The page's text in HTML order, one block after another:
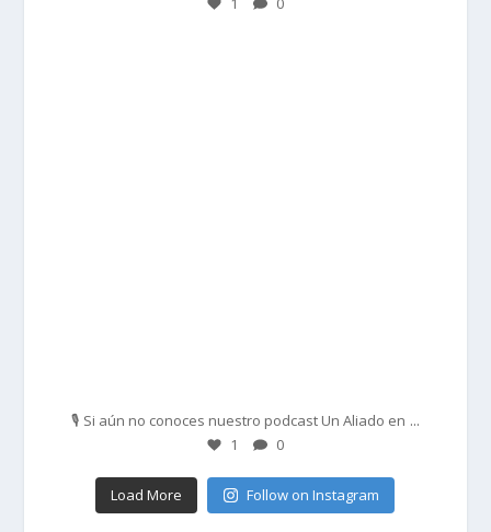
🎙️ Si aún no conoces nuestro podcast Un Aliado en ...
1 0
Load More Follow on Instagram